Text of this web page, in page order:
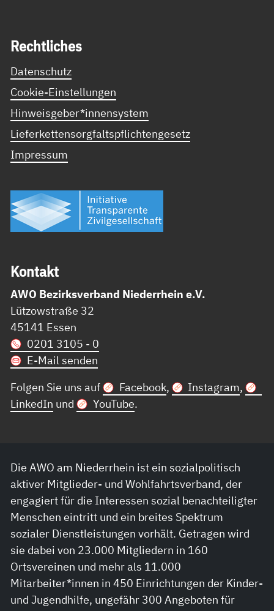
Recht­li­ches
Datenschutz
Cookie-Einstellungen
Hinweisgeber*innensystem
Lieferkettensorgfaltspflichtengesetz
Impressum
Kon­takt
AWO Bezirksverband Niederrhein e.V.
Lützowstraße 32
45141 Essen
0201 3105 - 0
E-Mail senden
Folgen Sie uns auf
Facebook, Instagram,
LinkedIn und YouTube.
Die AWO am Niederrhein ist ein sozialpolitisch
aktiver Mitglieder- und Wohlfahrtsverband, der
engagiert für die Interessen sozial benachteiligter
Menschen eintritt und ein breites Spektrum
sozialer Dienstleistungen vorhält. Getragen wird
sie dabei von 23.000 Mitgliedern in 160
Ortsvereinen und mehr als 11.000
Mitarbeiter*innen in 450 Einrichtungen der Kinder-
und Jugendhilfe, ungefähr 300 Angeboten für